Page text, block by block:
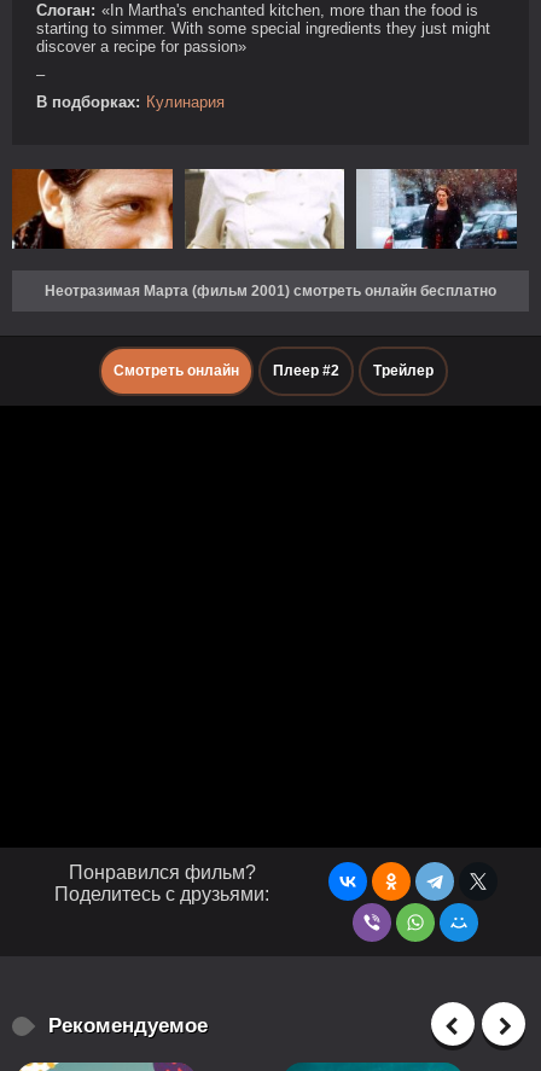
Слоган: «In Martha's enchanted kitchen, more than the food is
starting to simmer. With some special ingredients they just might
discover a recipe for passion»
–
В подборках: Кулинария
Неотразимая Марта (фильм 2001) смотреть онлайн бесплатно
Смотреть онлайн Плеер #2 Трейлер
Понравился фильм?
Поделитесь с друзьями:
Рекомендуемое